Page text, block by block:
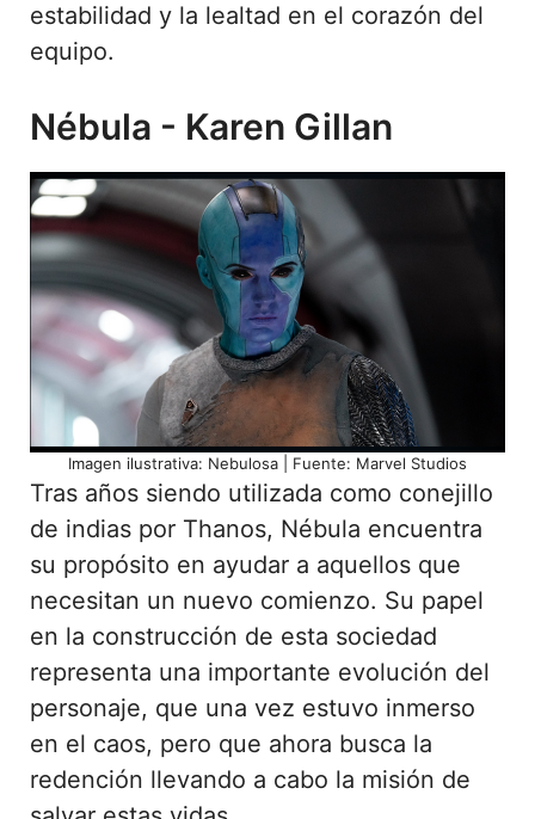
estabilidad y la lealtad en el corazón del
equipo.
Nébula - Karen Gillan
Imagen ilustrativa: Nebulosa | Fuente: Marvel Studios
Tras años siendo utilizada como conejillo
de indias por Thanos, Nébula encuentra
su propósito en ayudar a aquellos que
necesitan un nuevo comienzo. Su papel
en la construcción de esta sociedad
representa una importante evolución del
personaje, que una vez estuvo inmerso
en el caos, pero que ahora busca la
redención llevando a cabo la misión de